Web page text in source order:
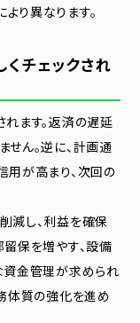
り異なります。
チェックされ
ます。返済の遅延
ん。逆に、計画通
用が高まり、次回の
減し、利益を確保
保を増やす、設備
資金管理が求められ
体質の強化を進め